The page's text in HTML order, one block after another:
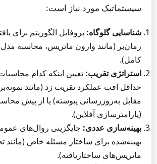
سیستماتیک مورد نیاز است:
شناسایی گلوگاه: پروفایل الگوریتم برای
زمان‌بر (مانند وارون ماتریس، محاسبه مدل
کامل).
استراتژی تقریب: تعیین اینکه کدام
حداقل افت عملکرد تقریب زد (مانند
مقابل به‌روزرسانی پیوسته) یا از پیش
(پارامترسازی آفلاین).
بهینه‌سازی عددی: جایگزینی روال‌های
ماتریس‌های ساختاریافته).